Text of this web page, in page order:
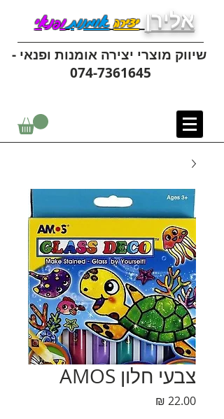
אלירן יצירהאומנותופנאי
שיווק מוצרי יצירה אומנות ופנאי -
074-7361645
צבעי חלון AMOS